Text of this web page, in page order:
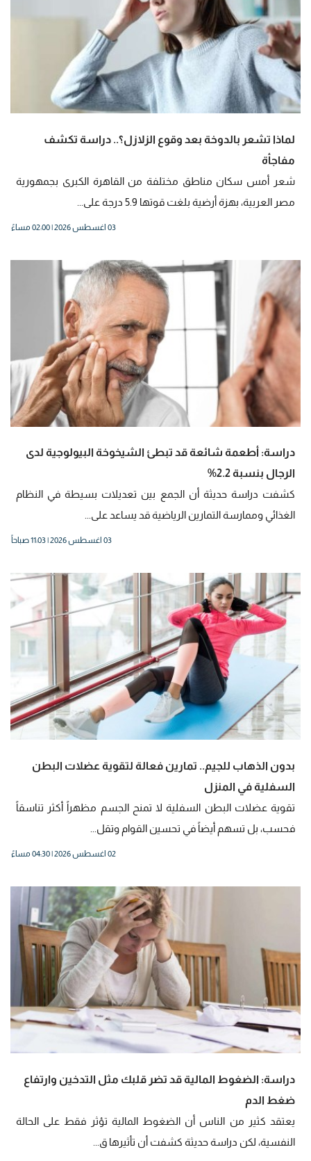
لماذا تشعر بالدوخة بعد وقوع الزلازل؟.. دراسة تكشف
مفاجأة
شعر أمس سكان مناطق مختلفة من القاهرة الكبرى بجمهورية
مصر العربية، بهزة أرضية بلغت قوتها 5.9 درجة على...
03 اغسطس 2026 | 02:00 مساءً
دراسة: أطعمة شائعة قد تبطئ الشيخوخة البيولوجية لدى
الرجال بنسبة 2.2%
كشفت دراسة حديثة أن الجمع بين تعديلات بسيطة في النظام
الغذائي وممارسة التمارين الرياضية قد يساعد على...
03 اغسطس 2026 | 11:03 صباحاً
بدون الذهاب للجيم.. تمارين فعالة لتقوية عضلات البطن
السفلية في المنزل
تقوية عضلات البطن السفلية لا تمنح الجسم مظهراً أكثر تناسقاً
فحسب، بل تسهم أيضاً في تحسين القوام وتقل...
02 اغسطس 2026 | 04:30 مساءً
دراسة: الضغوط المالية قد تضر قلبك مثل التدخين وارتفاع
ضغط الدم
يعتقد كثير من الناس أن الضغوط المالية تؤثر فقط على الحالة
النفسية، لكن دراسة حديثة كشفت أن تأثيرها ق...